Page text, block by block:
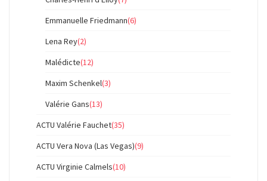
Emmanuelle Friedmann(6)
Lena Rey(2)
Malédicte(12)
Maxim Schenkel(3)
Valérie Gans(13)
ACTU Valérie Fauchet(35)
ACTU Vera Nova (Las Vegas)(9)
ACTU Virginie Calmels(10)